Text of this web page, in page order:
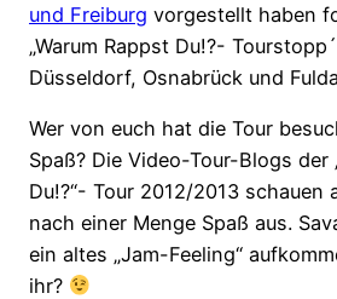
und Freiburg vorgestellt haben
„Warum Rappst Du!?-
Düsseldorf, Osnabrück und
Wer von euch hat die Tour
Spaß? Die Video-Tour-Blogs der
Du!?“- Tour 2012/2013 schauen
nach einer Menge Spaß aus.
ein altes „Jam-Feeling“
ihr?